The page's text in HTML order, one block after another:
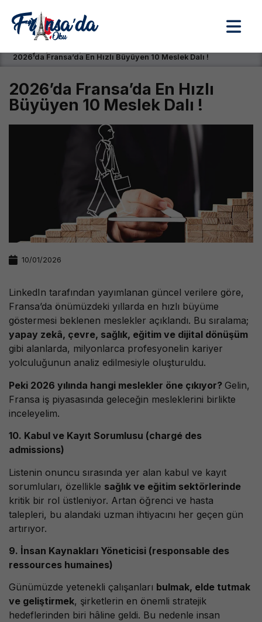
2026’da Fransa’da En Hızlı Büyüyen 10 Meslek Dalı !
2026’da Fransa’da En Hızlı
Büyüyen 10 Meslek Dalı !
10/01/2026
LinkedIn tarafından yayımlanan güncel verilere göre,
Fransa’da önümüzdeki yıllarda en hızlı büyüme
göstermesi beklenen meslekler açıklandı. Bu sıralama;
yapay zekâ, çevre, sağlık, eğitim ve dijital dönüşüm
gibi alanlarda, milyonlarca profesyonelin kariyer
yolculuğunun analiz edilmesiyle oluşturuldu.
Peki 2026 yılında hangi meslekler öne çıkıyor? Gelin,
Fransa iş piyasasında geleceğin mesleklerini birlikte
inceleyelim.
10. Kabul ve Kayıt Sorumlusu (chargé des
admissions)
Listenin onuncu sırasında yer alan kabul ve kayıt
sorumluları, özellikle sağlık ve eğitim sektörlerinde
kritik bir rol üstleniyor. Artan öğrenci ve hasta
talepleri, bu alandaki uzman ihtiyacını her geçen gün
artırıyor.
9. İnsan Kaynakları Yöneticisi (responsable des
ressources humaines)
Günümüzde yetenekli çalışanları bulmak, elde tutmak
ve geliştirmek, şirketlerin en önemli stratejik
hedeflerinden biri hâline geldi. Bu nedenle insan